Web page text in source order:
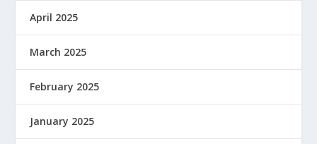
April 2025
March 2025
February 2025
January 2025